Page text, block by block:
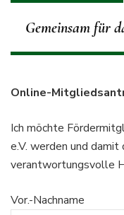
Gemeinsam für
Online-
Ich möchte
e.V. werden und
verantwortungsvolle
Vor.-Nachname